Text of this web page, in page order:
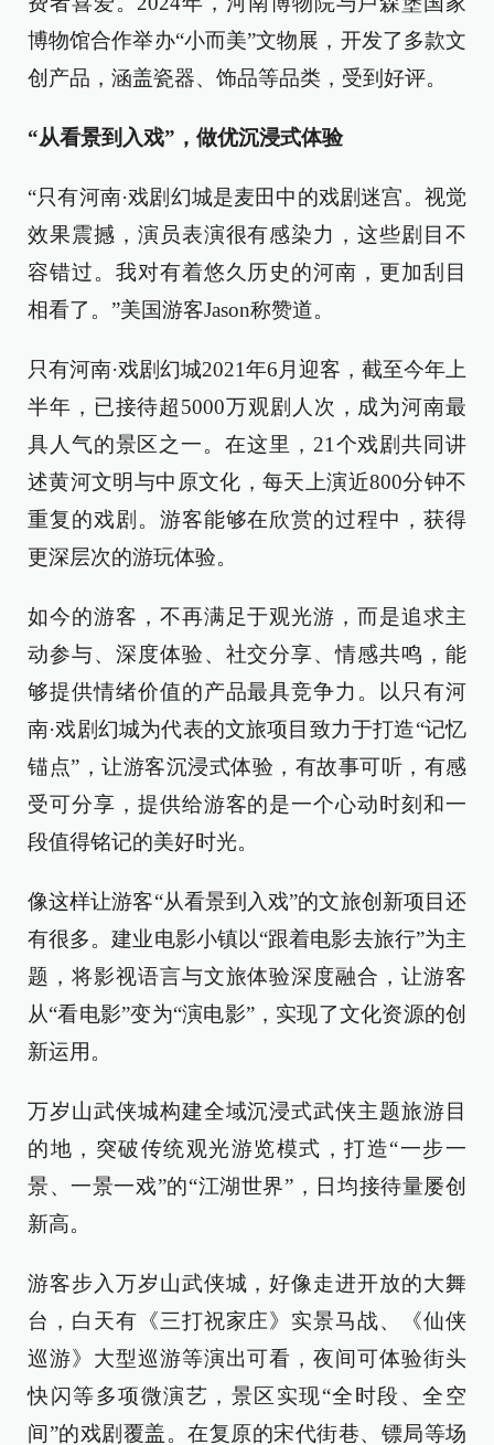
博物馆合作举办“小而美”文物展，开发了多款文
创产品，涵盖瓷器、饰品等品类，受到好评。
“从看景到入戏”，做优沉浸式体验
“只有河南·戏剧幻城是麦田中的戏剧迷宫。视觉
效果震撼，演员表演很有感染力，这些剧目不
容错过。我对有着悠久历史的河南，更加刮目
相看了。”美国游客Jason称赞道。
只有河南·戏剧幻城2021年6月迎客，截至今年上
半年，已接待超5000万观剧人次，成为河南最
具人气的景区之一。在这里，21个戏剧共同讲
述黄河文明与中原文化，每天上演近800分钟不
重复的戏剧。游客能够在欣赏的过程中，获得
更深层次的游玩体验。
如今的游客，不再满足于观光游，而是追求主
动参与、深度体验、社交分享、情感共鸣，能
够提供情绪价值的产品最具竞争力。以只有河
南·戏剧幻城为代表的文旅项目致力于打造“记忆
锚点”，让游客沉浸式体验，有故事可听，有感
受可分享，提供给游客的是一个心动时刻和一
段值得铭记的美好时光。
像这样让游客“从看景到入戏”的文旅创新项目还
有很多。建业电影小镇以“跟着电影去旅行”为主
题，将影视语言与文旅体验深度融合，让游客
从“看电影”变为“演电影”，实现了文化资源的创
新运用。
万岁山武侠城构建全域沉浸式武侠主题旅游目
的地，突破传统观光游览模式，打造“一步一
景、一景一戏”的“江湖世界”，日均接待量屡创
新高。
游客步入万岁山武侠城，好像走进开放的大舞
台，白天有《三打祝家庄》实景马战、《仙侠
巡游》大型巡游等演出可看，夜间可体验街头
快闪等多项微演艺，景区实现“全时段、全空
间”的戏剧覆盖。在复原的宋代街巷、镖局等场